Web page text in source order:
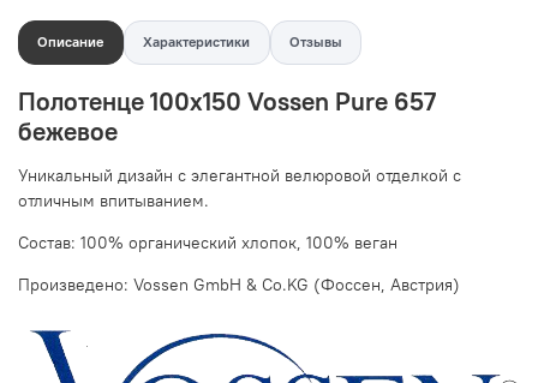
Описание Характеристики Отзывы
Полотенце 100х150 Vossen Pure 657
бежевое
Уникальный дизайн с элегантной велюровой отделкой c
отличным впитыванием.
Состав: 100% органический хлопок, 100% веган
Произведено: Vossen GmbH & Co.KG (Фоссен, Австрия)